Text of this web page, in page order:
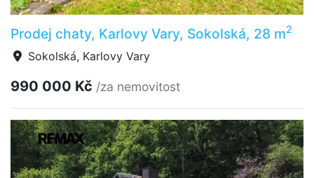
Prodej chaty, Karlovy Vary, Sokolská, 28 m2
Sokolská, Karlovy Vary
990 000 Kč /za nemovitost